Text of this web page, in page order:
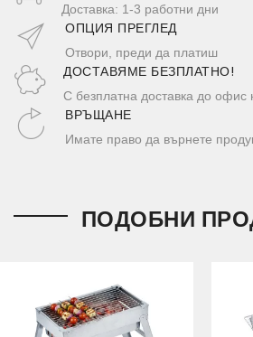
Доставка: 1-3 работни дни
ОПЦИЯ ПРЕГЛЕД
Отвори, преди да платиш
ДОСТАВЯМЕ БЕЗПЛАТНО!
С безплатна доставка до офис
ВРЪЩАНЕ
Имате право да върнете
ПОДОБНИ